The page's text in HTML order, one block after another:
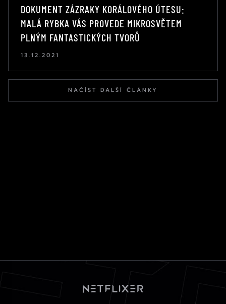
DOKUMENT ZÁZRAKY KORÁLOVÉHO ÚTESU:
MALÁ RYBKA VÁS PROVEDE MIKROSVĚTEM
PLNÝM FANTASTICKÝCH TVORŮ
13.12.2021
NAČÍST DALŠÍ ČLÁNKY